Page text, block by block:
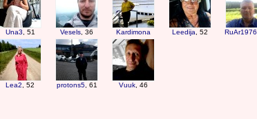
Una3 , 51 Vesels , 36 Kardimona Leedija , 52 RuAr1976
Lea2 , 52 protons5, 61 Vuuk , 46